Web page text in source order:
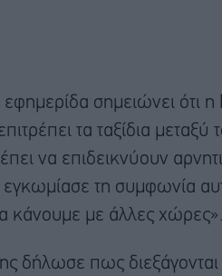
εφημερίδα σημειώνει
τα ταξίδια
να επιδεικνύουν
τη συμφωνία
κάνουμε με άλλες χώρες».
δήλωσε πως διεξάγονται